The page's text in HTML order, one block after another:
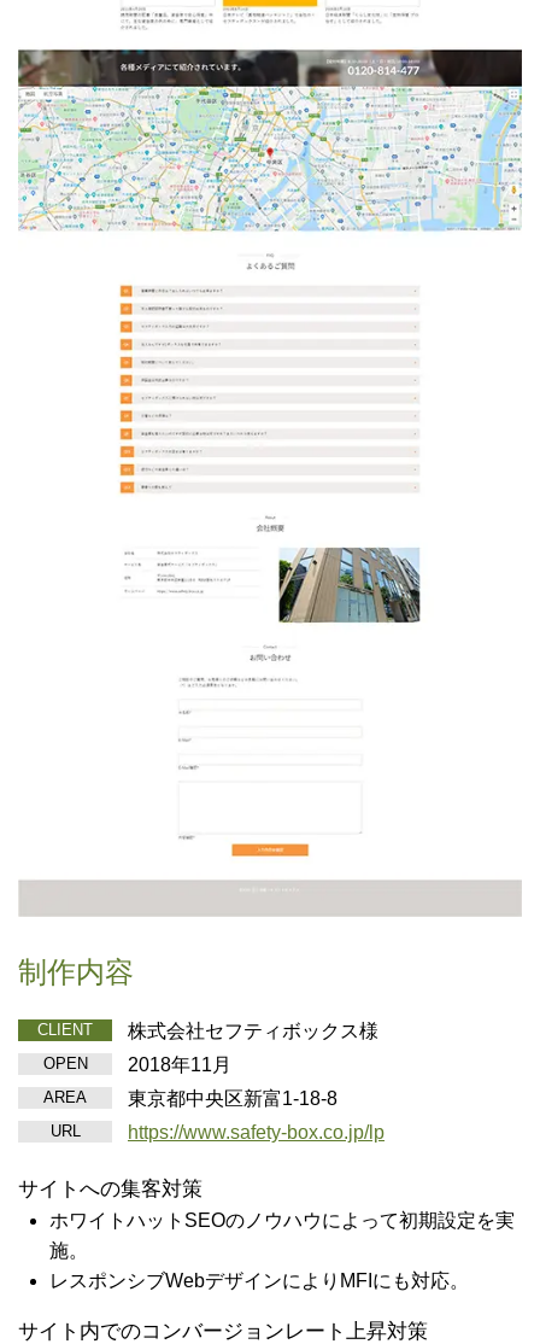
制作内容
CLIENT 株式会社セフティボックス様
OPEN 2018年11月
AREA 東京都中央区新富1-18-8
URL https://www.safety-box.co.jp/lp
サイトへの集客対策
ホワイトハットSEOのノウハウによって初期設定を実
施。
レスポンシブWebデザインによりMFIにも対応。
サイト内でのコンバージョンレート上昇対策